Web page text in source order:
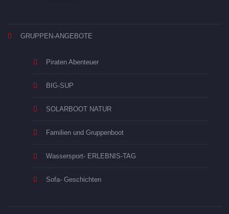
GRUPPEN-ANGEBOTE
Piraten Abenteuer
BIG-SUP
SOLARBOOT NATUR
Familien und Gruppenboot
Wassersport- ERLEBNIS-TAG
Sofa- Geschichten